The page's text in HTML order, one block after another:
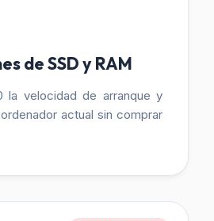
de SSD y RAM
la velocidad de arranque y
actual sin comprar